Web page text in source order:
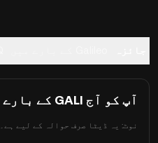
آپ کو آج GALI کے بارے میں کیسا لگتا ہے؟
نوٹ: یہ ڈیٹا صرف حوالہ کے لیے ہے۔